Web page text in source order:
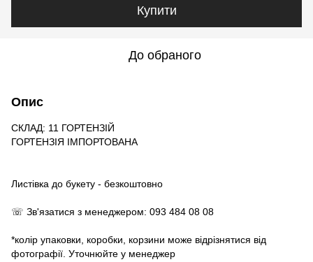
Купити
До обраного
Опис
СКЛАД: 11 ГОРТЕНЗІЙ
ГОРТЕНЗІЯ ІМПОРТОВАНА
Листівка до букету - безкоштовно
☏ Зв'язатися з менеджером: 093 484 08 08
*колір упаковки, коробки, корзини може відрізнятися від
фотографії. Уточнюйте у менеджер